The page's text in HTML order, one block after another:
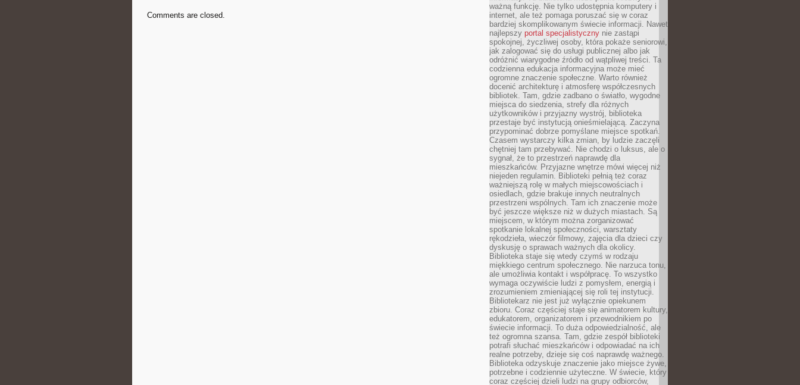
Comments are closed.
ważną funkcję. Nie tylko udostępnia komputery i
internet, ale też pomaga poruszać się w coraz
bardziej skomplikowanym świecie informacji. Nawet
najlepszy portal specjalistyczny nie zastąpi
spokojnej, życzliwej osoby, która pokaże seniorowi,
jak zalogować się do usługi publicznej albo jak
odróżnić wiarygodne źródło od wątpliwej treści. Ta
codzienna edukacja informacyjna może mieć
ogromne znaczenie społeczne. Warto również
docenić architekturę i atmosferę współczesnych
bibliotek. Tam, gdzie zadbano o światło, wygodne
miejsca do siedzenia, strefy dla różnych
użytkowników i przyjazny wystrój, biblioteka
przestaje być instytucją onieśmielającą. Zaczyna
przypominać dobrze pomyślane miejsce spotkań.
Czasem wystarczy kilka zmian, by ludzie zaczęli
chętniej tam przebywać. Nie chodzi o luksus, ale o
sygnał, że to przestrzeń naprawdę dla
mieszkańców. Przyjazne wnętrze mówi więcej niż
niejeden regulamin. Biblioteki pełnią też coraz
ważniejszą rolę w małych miejscowościach i
osiedlach, gdzie brakuje innych neutralnych
przestrzeni wspólnych. Tam ich znaczenie może
być jeszcze większe niż w dużych miastach. Są
miejscem, w którym można zorganizować
spotkanie lokalnej społeczności, warsztaty
rękodzieła, wieczór filmowy, zajęcia dla dzieci czy
dyskusję o sprawach ważnych dla okolicy.
Biblioteka staje się wtedy czymś w rodzaju
miękkiego centrum społecznego. Nie narzuca tonu,
ale umożliwia kontakt i współpracę. To wszystko
wymaga oczywiście ludzi z pomysłem, energią i
zrozumieniem zmieniającej się roli tej instytucji.
Bibliotekarz nie jest już wyłącznie opiekunem
zbioru. Coraz częściej staje się animatorem kultury,
edukatorem, organizatorem i przewodnikiem po
świecie informacji. To duża odpowiedzialność, ale
też ogromna szansa. Tam, gdzie zespół biblioteki
potrafi słuchać mieszkańców i odpowiadać na ich
realne potrzeby, dzieje się coś naprawdę ważnego.
Biblioteka odzyskuje znaczenie jako miejsce żywe,
potrzebne i codziennie użyteczne. W świecie, który
coraz częściej dzieli ludzi na grupy odbiorców,